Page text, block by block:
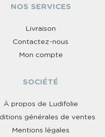
NOS SERVICES
Livraison
Contactez-nous
Mon compte
SOCIÉTÉ
À propos de Ludifolie
générales de ventes
Mentions légales